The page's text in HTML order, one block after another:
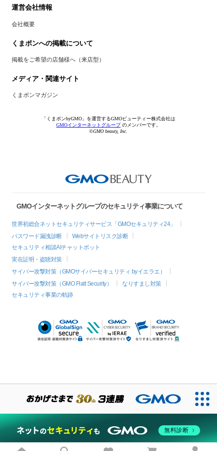
運営会社情報
会社概要
くまポンへの掲載について
掲載をご希望の店舗様へ（来店型）
メディア・関連サイト
くまポンマガジン
「くまポンbyGMO」を運営するGMOビューティー株式会社は
GMOインターネットグループのメンバーです。
©GMO beauty, Inc.
GMOインターネットグループのセキュリティ事業について
世界初総合ネットセキュリティサービス「GMOセキュリティ24」
パスワード漏洩診断
Webサイトリスク診断
セキュリティ相談AIチャットボット
実在証明・盗聴対策
サイバー攻撃対策（GMOサイバーセキュリティ byイエラエ）
サイバー攻撃対策（GMO Flatt Security）
なりすまし対策
セキュリティ事業の軌跡
無料診断